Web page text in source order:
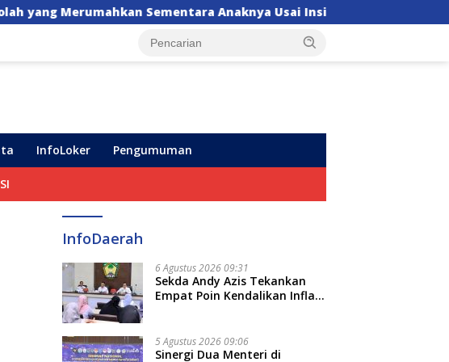
Anaknya Usai Insiden Gigit Teman
InfoLoker Pengumuman
InfoDaerah
6 Agustus 2026 09:31
Sekda Andy Azis Tekankan
Empat Poin Kendalikan Inflasi
5 Agustus 2026 09:06
Sinergi Dua Menteri di